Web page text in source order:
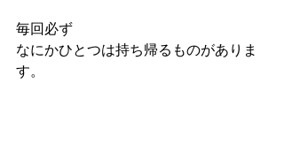
毎回必ず
なにかひとつは持ち帰るものがありま
す。